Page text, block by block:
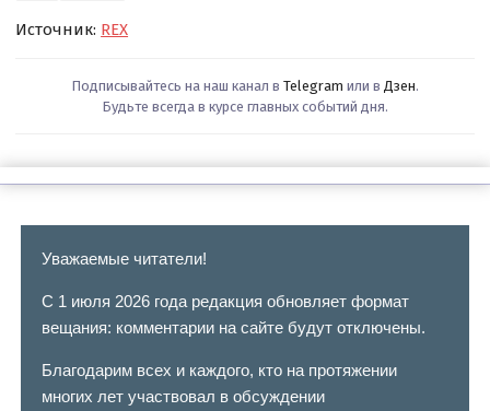
Источник: REX
Подписывайтесь на наш канал в Telegram или в Дзен.
Будьте всегда в курсе главных событий дня.
Уважаемые читатели!
С 1 июля 2026 года редакция обновляет формат
вещания: комментарии на сайте будут отключены.
Благодарим всех и каждого, кто на протяжении
многих лет участвовал в обсуждении